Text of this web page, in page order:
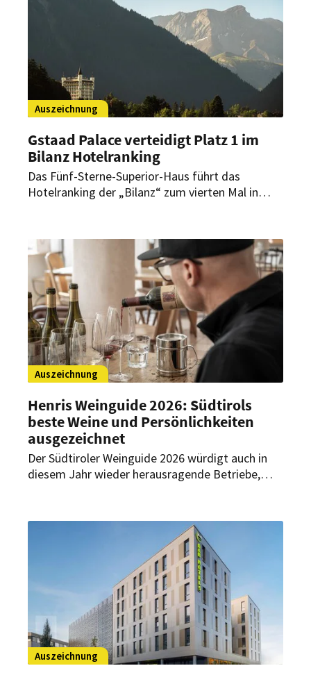
Auszeichnung
Gstaad Palace verteidigt Platz 1 im
Bilanz Hotelranking
Das Fünf-Sterne-Superior-Haus führt das
Hotelranking der „Bilanz“ zum vierten Mal in
das neue Restaurant Gildo’s al Fresco.
Auszeichnung
Henris Weinguide 2026: Südtirols
beste Weine und Persönlichkeiten
ausgezeichnet
Der Südtiroler Weinguide 2026 würdigt auch in
diesem Jahr wieder herausragende Betriebe,
höchstem Niveau.
Auszeichnung